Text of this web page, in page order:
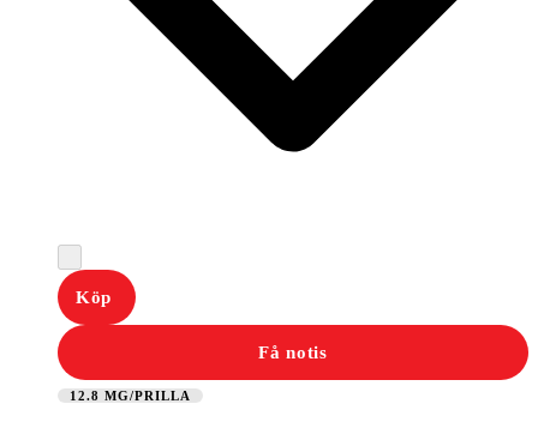
Köp
Få notis
12.8 MG/PRILLA